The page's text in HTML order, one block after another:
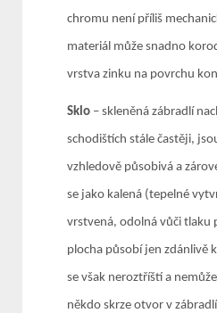
chromu není příliš
materiál může snadno
vrstva zinku na povrchu
Sklo – skleněná zábradlí
schodištích stále častěji,
vzhledově působivá a
se jako kalená (tepelné
vrstvená, odolná vůči tlaku
plocha působí jen zdánlivě
se však neroztříští a
někdo skrze otvor v